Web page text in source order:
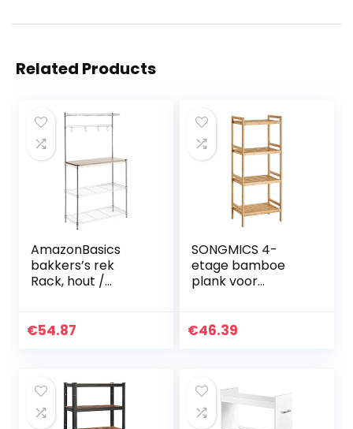
Related Products
AmazonBasics
bakkers’s rek
Rack, hout /
€54.87
SONGMICS 4-
etage bamboe
plank voor
x 31,5 x 111 cm,
€46.39